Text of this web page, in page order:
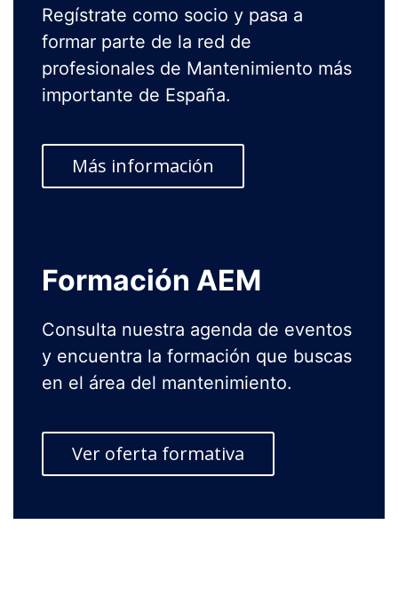
Regístrate como socio y pasa a
formar parte de la red de
profesionales de Mantenimiento más
importante de España.
Más información
Formación AEM
Consulta nuestra agenda de eventos
y encuentra la formación que buscas
en el área del mantenimiento.
Ver oferta formativa